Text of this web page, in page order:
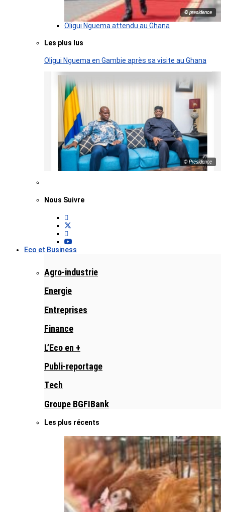
© presidence
Oligui Nguema attendu au Ghana
Les plus lus
Oligui Nguema en Gambie après sa visite au Ghana
© Présidence
Nous Suivre
Eco et Business
Agro-industrie
Energie
Entreprises
Finance
L’Eco en +
Publi-reportage
Tech
Groupe BGFIBank
Les plus récents